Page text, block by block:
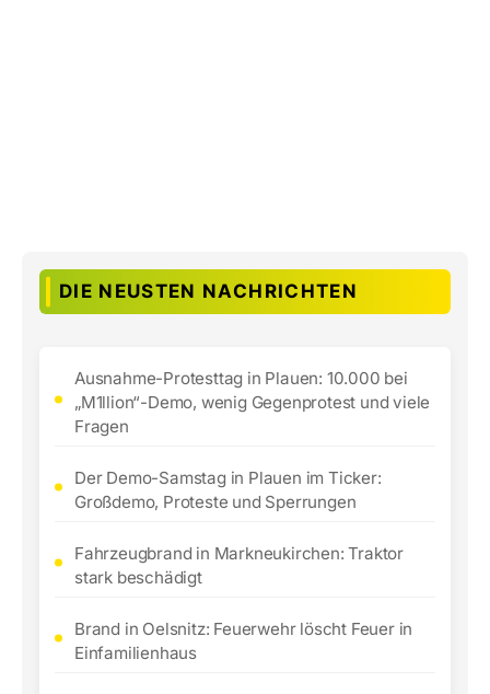
DIE NEUSTEN NACHRICHTEN
Ausnahme-Protesttag in Plauen: 10.000 bei
„M1llion“-Demo, wenig Gegenprotest und viele
Fragen
Der Demo-Samstag in Plauen im Ticker:
Großdemo, Proteste und Sperrungen
Fahrzeugbrand in Markneukirchen: Traktor
stark beschädigt
Brand in Oelsnitz: Feuerwehr löscht Feuer in
Einfamilienhaus